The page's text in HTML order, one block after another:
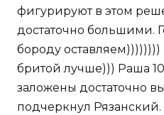
фигурируют в этом
достаточно большими.
бороду оставляем))))))))
бритой лучше))) Раша
заложены достаточно
подчеркнул Рязанский.